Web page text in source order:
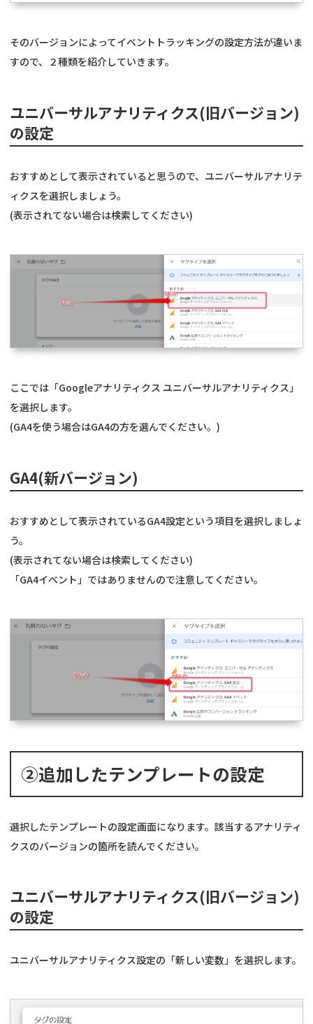
そのバージョンによってイベントトラッキングの設定方法が違いま
すので、２種類を紹介していきます。
ユニバーサルアナリティクス(旧バージョン)
の設定
おすすめとして表示されていると思うので、ユニバーサルアナリテ
ィクスを選択しましょう。
(表示されてない場合は検索してください)
ここでは「Googleアナリティクス ユニバーサルアナリティクス」
を選択します。
(GA4を使う場合はGA4の方を選んでください。)
GA4(新バージョン)
おすすめとして表示されているGA4設定という項目を選択しましょ
う。
(表示されてない場合は検索してください)
「GA4イベント」ではありませんので注意してください。
②追加したテンプレートの設定
選択したテンプレートの設定画面になります。該当するアナリティ
クスのバージョンの箇所を読んでください。
ユニバーサルアナリティクス(旧バージョン)
の設定
ユニバーサルアナリティクス設定の「新しい変数」を選択します。